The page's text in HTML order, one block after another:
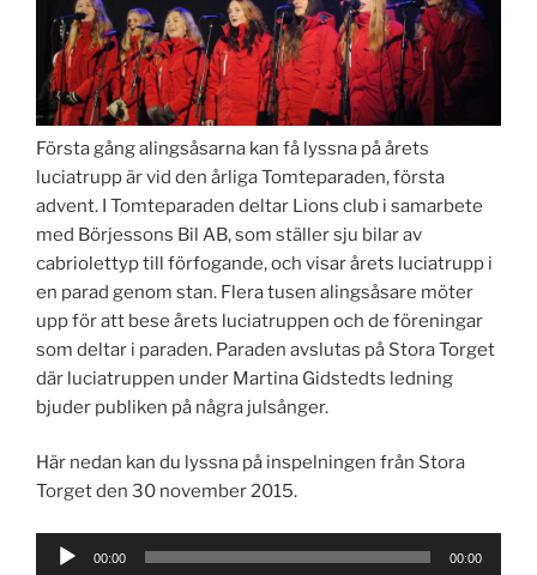
Första gång alingsåsarna kan få lyssna på årets
luciatrupp är vid den årliga Tomteparaden, första
advent. I Tomteparaden deltar Lions club i samarbete
med Börjessons Bil AB, som ställer sju bilar av
cabriolettyp till förfogande, och visar årets luciatrupp i
en parad genom stan. Flera tusen alingsåsare möter
upp för att bese årets luciatruppen och de föreningar
som deltar i paraden. Paraden avslutas på Stora Torget
där luciatruppen under Martina Gidstedts ledning
bjuder publiken på några julsånger.
Här nedan kan du lyssna på inspelningen från Stora
Torget den 30 november 2015.
Ljudspelare
00:00 00:00